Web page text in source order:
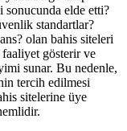
elde etti?
standartlar?
olan bahis siteleri
gösterir ve
sunar. Bu nedenle,
tercih edilmesi
sitelerine üye